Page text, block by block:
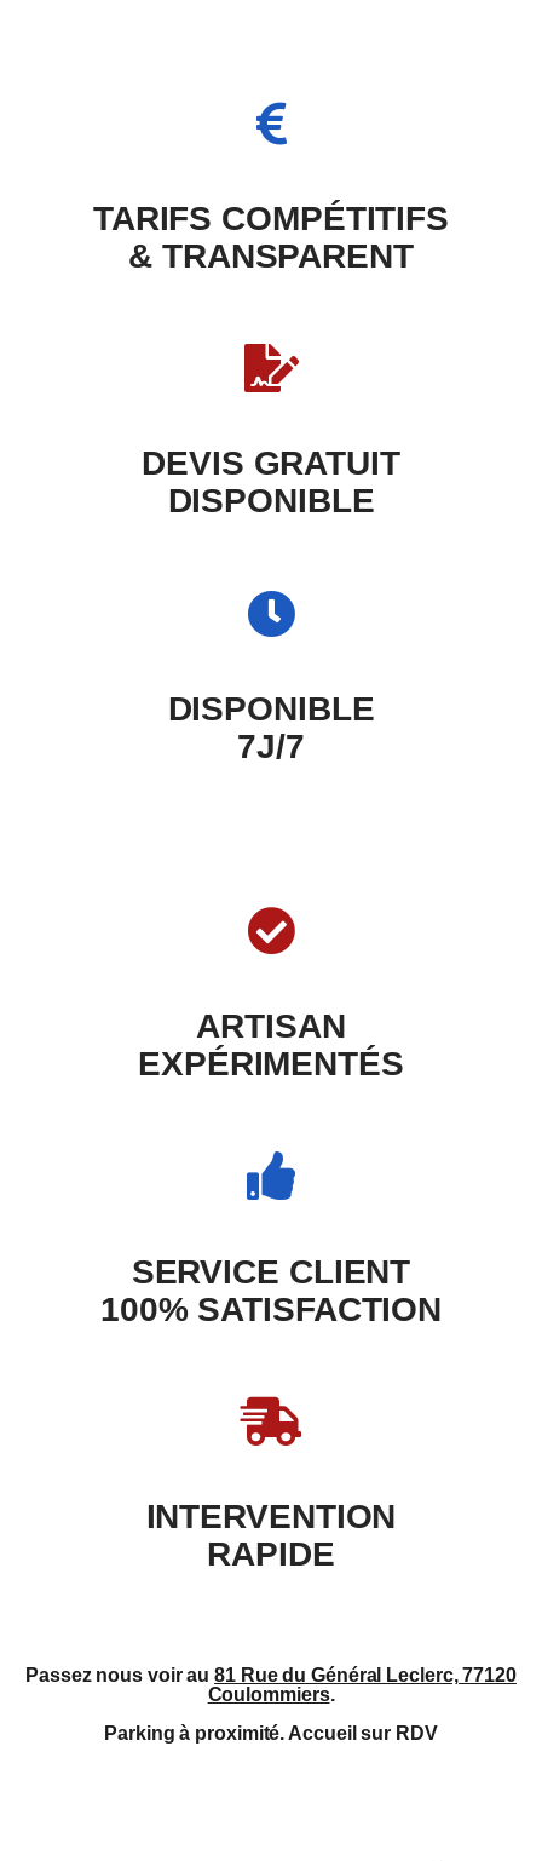
TARIFS COMPÉTITIFS
& TRANSPARENT
DEVIS GRATUIT
DISPONIBLE
DISPONIBLE
7J/7
ARTISAN
EXPÉRIMENTÉS
SERVICE CLIENT
100% SATISFACTION
INTERVENTION
RAPIDE
Passez nous voir au81 Rue du Général Leclerc, 77120
Coulommiers.
Parking à proximité. Accueil sur RDV
Disponible Lundi - Dimanche: 8H - 20H